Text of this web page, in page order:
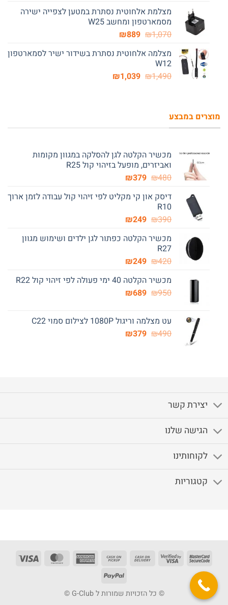
היה:
₪1,730.
הוא:
₪1,299.
מצלמת אלחוטית נסתרת במטען לצפייה ישירה
מסמארטפון ומחשב W25
₪1,070
המחיר
היה:
₪889 המחיר
הוא:
מצלמה אלחוטית נסתרת בשידור ישיר לסמארטפון
W12
₪1,490
המחיר₪1,039
המחיר
מוצרים במבצע
מכשיר הקלטה לגן להסלקה במגוון מקומות
ואביזרים, מופעל בזיהוי קול R25
₪480
המחיר
היה:
₪379 המחיר
הוא:
דיסק און קי מקליט לפי זיהוי קול עבודה לזמן ארוך
R10
₪390
המחיר
היה:
₪249 המחיר
הוא:
מכשיר הקלטה כפתור לגן ילדים ושימוש מגוון
R27
₪420
המחיר
היה:
₪420.
₪249 המחיר
הוא:
₪249.
מכשיר הקלטה 40 ימי פעולה לפי זיהוי קול R22
₪950
המחיר
₪950.
₪689 המחיר
₪689.עט מצלמה וריגול 1080P לצילום סמוי C22
₪490
המחיר
₪379 המחיר
יצירת קשר
הגישה שלנו
לקוחותינו
קטגוריות
MasterCard
Visa
Cash
Delivery
Cash
Pickup
American
MasterCard
Visa
PayPal
© כל הזכויות שמורות ל G-Club ©